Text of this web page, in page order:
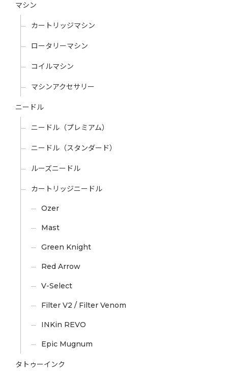
マシン
カートリッジマシン
ロータリーマシン
コイルマシン
マシンアクセサリー
ニードル
ニードル（プレミアム）
ニードル（スタンダード）
ルーズニードル
カートリッジニードル
Ozer
Mast
Green Knight
Red Arrow
V-Select
Filter V2 / Filter Venom
INKin REVO
Epic Mugnum
タトゥーインク